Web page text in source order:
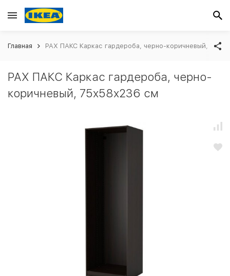
Главная PAX ПАКС Каркас гардероба, черно-коричневый,
PAX ПАКС Каркас гардероба, черно-
коричневый, 75x58x236 см